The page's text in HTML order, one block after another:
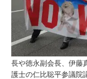
長や徳永副会長、伊藤
護士の仁比聡平参議